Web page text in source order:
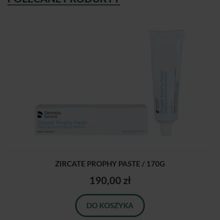
ZIRCATE PROPHY PASTE / 170G
190,00 zł
DO KOSZYKA